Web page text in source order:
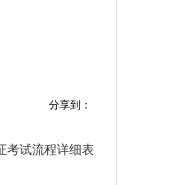
分享到：
考试流程详细表